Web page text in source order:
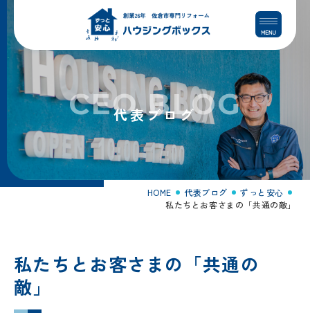
コ
テ
ン
ス
ナ
ゲ
ー
ン
代表ブログ
CEO BLOG
HOME 代表ブログ
ずっと安心
私たちとお客さまの「共通の敵」
私たちとお客さまの「共通の
敵」